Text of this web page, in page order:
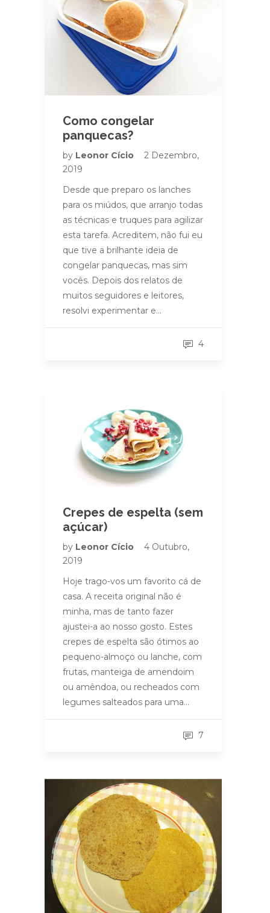
Como congelar
panquecas?
by Leonor Cício
2 Dezembro,
2019
Desde que preparo os lanches
para os miúdos, que arranjo todas
as técnicas e truques para agilizar
esta tarefa. Acreditem, não fui eu
que tive a brilhante ideia de
congelar panquecas, mas sim
vocês. Depois dos relatos de
muitos seguidores e leitores,
resolvi experimentar e…
4
Crepes de espelta (sem
açúcar)
by Leonor Cício
4 Outubro,
2019
Hoje trago-vos um favorito cá de
casa. A receita original não é
minha, mas de tanto fazer
ajustei-a ao nosso gosto. Estes
crepes de espelta são ótimos ao
pequeno-almoço ou lanche, com
frutas, manteiga de amendoim
ou amêndoa, ou recheados com
legumes salteados para uma…
7